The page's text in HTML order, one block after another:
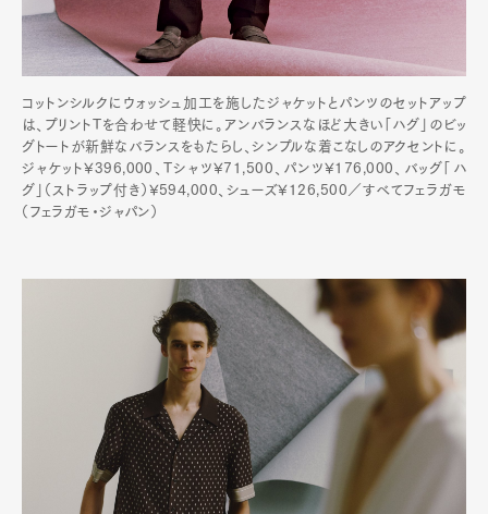
コットンシルクにウォッシュ加工を施したジャケットとパンツのセットアップ
は、プリントTを合わせて軽快に。アンバランスなほど大きい「ハグ」のビッ
グトートが新鮮なバランスをもたらし、シンプルな着こなしのアクセントに。
ジャケット¥396,000、Tシャツ¥71,500、パンツ¥176,000、バッグ「ハ
グ」（ストラップ付き）¥594,000、シューズ¥126,500／すべてフェラガモ
（フェラガモ・ジャパン）